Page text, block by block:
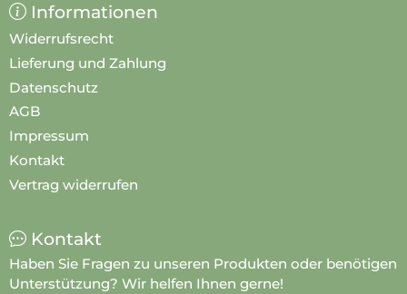
Informationen
Widerrufsrecht
Lieferung und Zahlung
Datenschutz
AGB
Impressum
Kontakt
Vertrag widerrufen
Kontakt
Haben Sie Fragen zu unseren Produkten oder benötigen
Unterstützung? Wir helfen Ihnen gerne!